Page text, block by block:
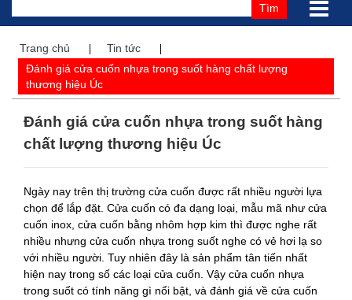
Tìm
Trang chủ
Tin tức
Đánh giá cửa cuốn nhựa trong suốt hàng chất lượng
thương hiệu Úc
Đánh giá cửa cuốn nhựa trong suốt hàng
chất lượng thương hiệu Úc
Ngày nay trên thị trường cửa cuốn được rất nhiều người lựa
chọn để lắp đặt. Cửa cuốn có đa dạng loại, mẫu mã như cửa
cuốn inox, cửa cuốn bằng nhôm hợp kim thì được nghe rất
nhiều nhưng cửa cuốn nhựa trong suốt nghe có vẻ hơi lạ so
với nhiều người. Tuy nhiên đây là sản phẩm tân tiến nhất
hiện nay trong số các loại cửa cuốn. Vậy cửa cuốn nhựa
trong suốt có tính năng gì nổi bật, và đánh giá về cửa cuốn